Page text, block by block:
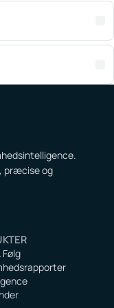
præcise og
Følg